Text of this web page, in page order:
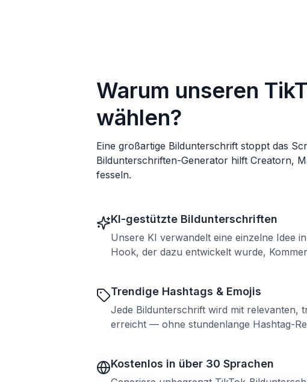
Warum unseren
wählen?
Eine großartige Bildunterschrift stoppt das
Bildunterschriften-Generator hilft Creatorn,
fesseln.
KI-gestützte Bildunterschriften
Unsere KI verwandelt eine einzelne Idee
Hook, der dazu entwickelt wurde,
Trendige Hashtags & Emojis
Jede Bildunterschrift wird mit relevanten,
erreicht — ohne stundenlange Hashtag-
Kostenlos in über 30 Sprachen